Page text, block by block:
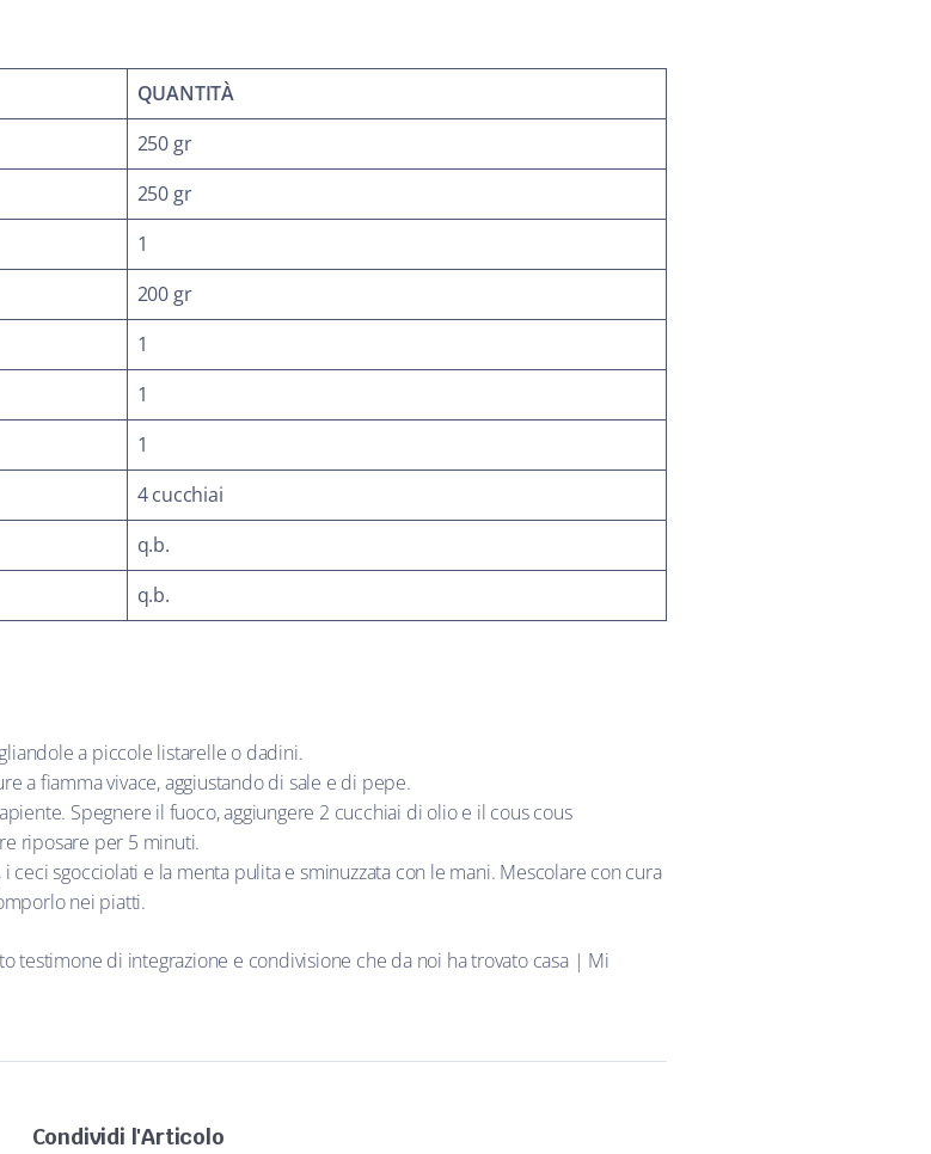
QUANTITÀ
250 gr
250 gr
1
200 gr
1
1
1
4 cucchiai
q.b.
q.b.
a piccole listarelle o dadini.
a fiamma vivace, aggiustando di sale e di pepe.
Spegnere il fuoco, aggiungere 2 cucchiai di olio e il cous cous
riposare per 5 minuti.
ceci sgocciolati e la menta pulita e sminuzzata con le mani. Mescolare con cura
nei piatti.
testimone di integrazione e condivisione che da noi ha trovato casa | Mi
Condividi l'Articolo